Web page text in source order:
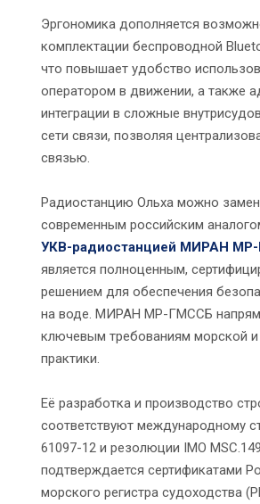
Эргономика дополняется
комплектации беспроводной
что повышает удобство
оператором в движении, а также
интеграции в сложные
сети связи, позволяя
связью.
Радиостанцию Ольха можно
современным российским
УКВ-радиостанцией МИРАН
является полноценным,
решением для обеспечения
на воде. МИРАН МР-ГМССБ
ключевым требованиям морской и
практики.
Её разработка и производство
соответствуют международному
61097-12 и резолюции IMO
подтверждается сертификатами
морского регистра судоходства